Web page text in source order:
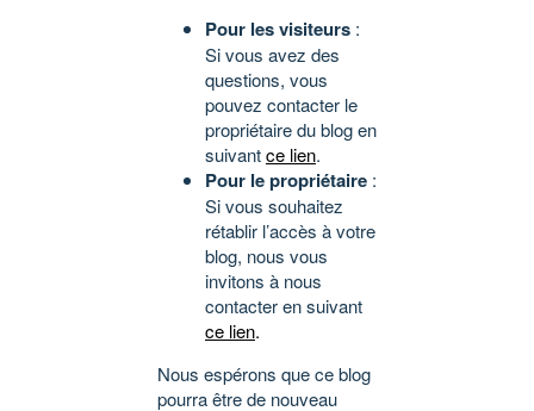
Pour les visiteurs :
Si vous avez des
questions, vous
pouvez contacter le
propriétaire du blog en
suivantce lien.
Pour le propriétaire :
Si vous souhaitez
rétablir l’accès à votre
blog, nous vous
invitons à nous
contacter en suivant
ce lien.
Nous espérons que ce blog
pourra être de nouveau